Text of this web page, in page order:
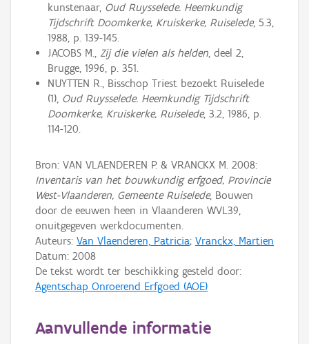
kunstenaar, Oud Ruysselede. Heemkundig
Tijdschrift Doomkerke, Kruiskerke, Ruiselede, 5.3,
1988, p. 139-145.
JACOBS M., Zij die vielen als helden, deel 2,
Brugge, 1996, p. 351.
NUYTTEN R., Bisschop Triest bezoekt Ruiselede
(1), Oud Ruysselede. Heemkundig Tijdschrift
Doomkerke, Kruiskerke, Ruiselede, 3.2, 1986, p.
114-120.
Bron: VAN VLAENDEREN P. & VRANCKX M. 2008:
Inventaris van het bouwkundig erfgoed, Provincie
West-Vlaanderen, Gemeente Ruiselede, Bouwen
door de eeuwen heen in Vlaanderen WVL39,
onuitgegeven werkdocumenten.
Auteurs: Van Vlaenderen, Patricia; Vranckx, Martien
Datum: 2008
De tekst wordt ter beschikking gesteld door:
Agentschap Onroerend Erfgoed (AOE)
Aanvullende informatie